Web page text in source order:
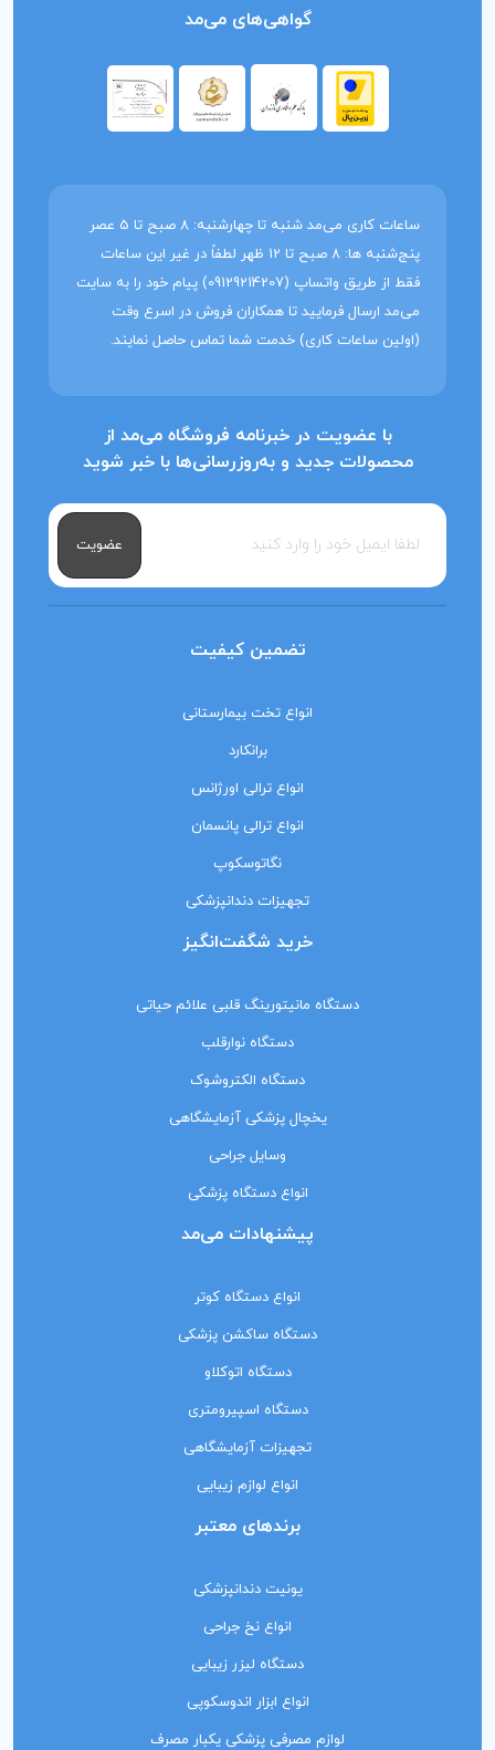
گواهی‌های می‌مد
ساعات کاری می‌مد شنبه تا چهارشنبه: 8 صبح تا 5 عصر
پنج‌شنبه ها: 8 صبح تا 12 ظهر لطفاً در غیر این ساعات
فقط از طریق واتساپ (09129214207) پیام خود را به سایت
می‌مد ارسال فرمایید تا همکاران فروش در اسرع وقت
(اولین ساعات کاری) خدمت شما تماس حاصل نمایند.
با عضویت در خبرنامه فروشگاه می‌مد از
محصولات جدید و به‌روزرسانی‌ها با خبر شوید
عضویت
تضمین کیفیت
انواع تخت بیمارستانی
برانکارد
انواع ترالی اورژانس
انواع ترالی پانسمان
نگاتوسکوپ
تجهیزات دندانپزشکی
خرید شگفت‌انگیز
دستگاه مانیتورینگ‌ قلبی علائم حیاتی
دستگاه نوارقلب
دستگاه الکتروشوک
یخچال پزشکی آزمایشگاهی
وسایل جراحی
انواع دستگاه پزشکی
پیشنهادات می‌مد
انواع دستگاه کوتر
دستگاه ساکشن پزشکی
دستگاه اتوکلاو
دستگاه اسپیرومتری
تجهیزات آزمایشگاهی
انواع لوازم زیبایی
برندهای معتبر
یونیت دندانپزشکی
انواع نخ جراحی
دستگاه لیزر زیبایی
انواع ابزار اندوسکوپی
لوازم مصرفی پزشکی یکبار مصرف